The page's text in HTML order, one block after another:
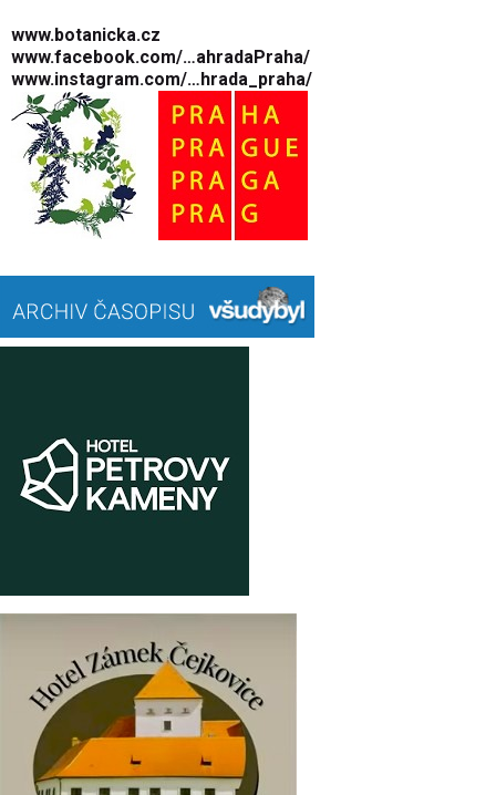
www.botanicka.cz
www.facebook.com/…ahradaPraha/
www.instagram.com/…hrada_praha/